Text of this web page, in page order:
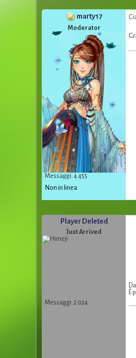
marty17
Moderator
Messaggi: 4 455
Non in linea
Player Deleted
Just Arrived
Messaggi: 2 024
È